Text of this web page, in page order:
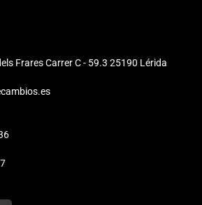
Frares Carrer C - 59.3 25190 Lérida